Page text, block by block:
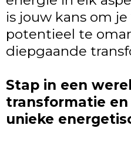
is jouw kans om
potentieel te
diepgaande
Stap in een
transformatie
unieke